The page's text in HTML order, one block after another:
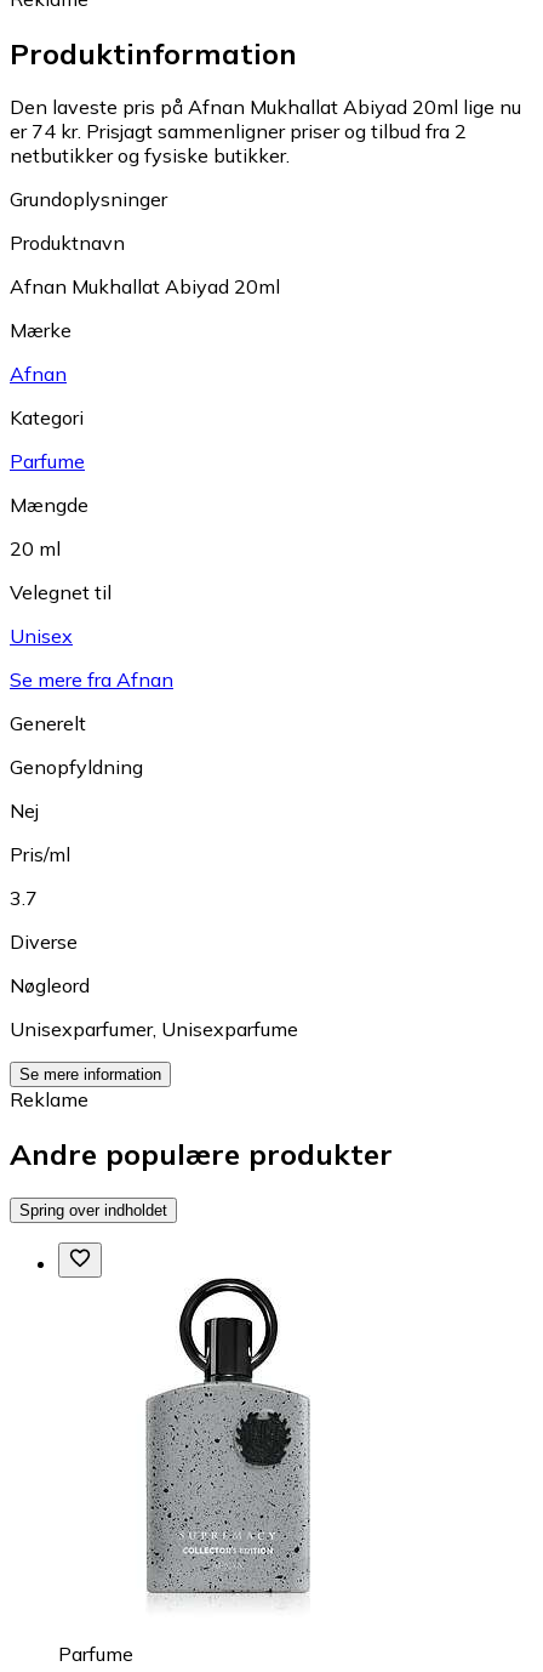
Produktinformation
Den laveste pris på Afnan Mukhallat Abiyad 20ml lige nu
er 74 kr. Prisjagt sammenligner priser og tilbud fra 2
netbutikker og fysiske butikker.
Grundoplysninger
Produktnavn
Afnan Mukhallat Abiyad 20ml
Mærke
Afnan
Kategori
Parfume
Mængde
20 ml
Velegnet til
Unisex
Se mere fra Afnan
Generelt
Genopfyldning
Nej
Pris/ml
3.7
Diverse
Nøgleord
Unisexparfumer, Unisexparfume
Se mere information
Reklame
Andre populære produkter
Spring over indholdet
Parfume